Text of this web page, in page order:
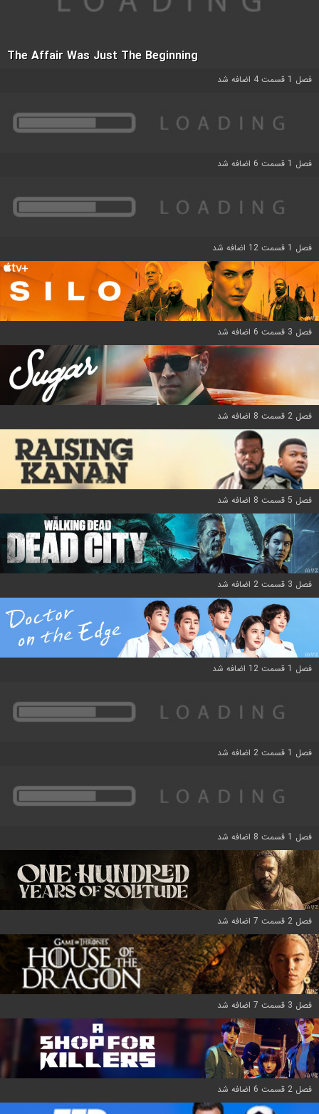
The Affair Was Just The Beginning
فصل 1 قسمت 4 اضافه شد
فصل 1 قسمت 6 اضافه شد
فصل 1 قسمت 12 اضافه شد
فصل 3 قسمت 6 اضافه شد
فصل 2 قسمت 8 اضافه شد
فصل 5 قسمت 8 اضافه شد
فصل 3 قسمت 2 اضافه شد
فصل 1 قسمت 12 اضافه شد
فصل 1 قسمت 2 اضافه شد
فصل 1 قسمت 8 اضافه شد
فصل 2 قسمت 7 اضافه شد
فصل 3 قسمت 7 اضافه شد
فصل 2 قسمت 6 اضافه شد